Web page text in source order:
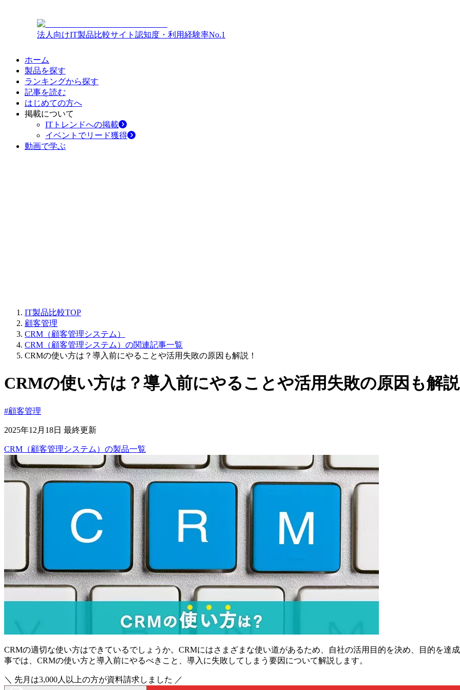
法人向けIT製品比較サイト 認知度・利用経験率No.1
ホーム
製品を探す
ランキングから探す
記事を読む
はじめての方へ
掲載について
ITトレンドへの掲載
イベントでリード獲得
動画で学ぶ
IT製品比較TOP
顧客管理
CRM（顧客管理システム）
CRM（顧客管理システム）の関連記事一覧
CRMの使い方は？導入前にやることや活用失敗の原因も解説！
CRMの使い方は？導入前にやることや活用失敗の原因も解
#顧客管理
2025年12月18日 最終更新
CRM（顧客管理システム） の製品一覧
CRMの適切な使い方はできているでしょうか。CRMにはさまざまな使い道があるため、自社の活用目的を決め、目的を達
事では、CRMの使い方と導入前にやるべきこと、導入に失敗してしまう要因について解説します。
＼ 先月は3,000人以上の方が資料請求しました ／